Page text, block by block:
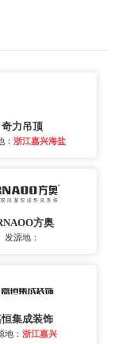
奇力吊顶
： 浙江嘉兴海盐
方奥
发源地：
集成装饰
地： 浙江嘉兴